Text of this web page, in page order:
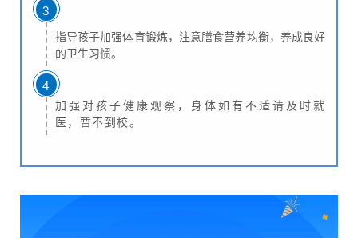
3
指导孩子加强体育锻炼，注意膳食营养均衡，养成良好
的卫生习惯。
4
加强对孩子健康观察，身体如有不适请及时就
医，暂不到校。